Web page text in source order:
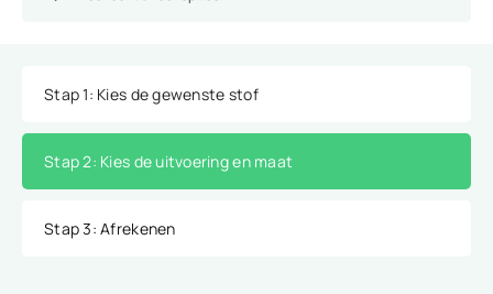
naar:
Stap 1: Kies de gewenste stof
Stap 2: Kies de uitvoering en maat
Stap 3: Afrekenen